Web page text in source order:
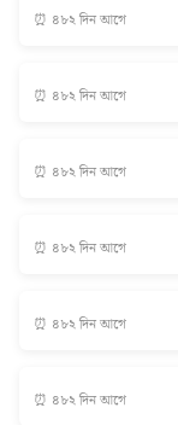
⏰ ৪৮২ দিন আগে
⏰ ৪৮২ দিন আগে
⏰ ৪৮২ দিন আগে
⏰ ৪৮২ দিন আগে
⏰ ৪৮২ দিন আগে
⏰ ৪৮২ দিন আগে